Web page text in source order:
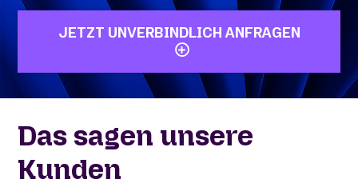
JETZT UNVERBINDLICH ANFRAGEN
Das sagen unsere
Kunden